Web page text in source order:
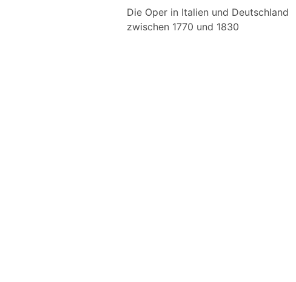
Die Oper in Italien und Deutschland
zwischen 1770 und 1830